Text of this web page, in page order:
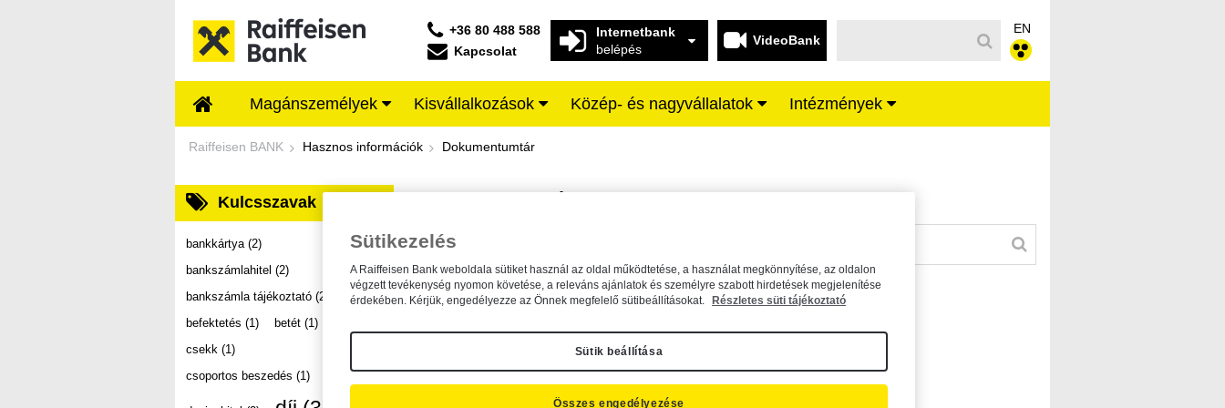
+36 80 488 588
Kapcsolat
Internetbank
belépés
VideoBank
EN
Magánszemélyek Kisvállalkozások Közép- és nagyvállalatok Intézmények
Dokumentumtár - Raiffeisen BANK
Raiffeisen BANK Hasznos információk Dokumentumtár
Kulcsszavak
bankkártya (2)
bankszámlahitel (2)
bankszámla tájékoztató (2)
befektetés (1) betét (1)
csekk (1)
csoportos beszedés (1)
A dokumentum kereséséhez kérjük, írja be a keresőszót a mezőbe.
Sütikezelés
A Raiffeisen Bank weboldala sütiket használ az oldal működtetése, a használat megkönnyítése, az oldalon
végzett tevékenység nyomon követése, a releváns ajánlatok és személyre szabott hirdetések megjelenítése
érdekében. Kérjük, engedélyezze az Önnek megfelelő sütibeállításokat.
Részletes süti tájékoztató
Sütik beállítása
Összes engedélyezése